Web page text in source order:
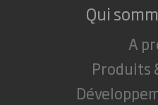
Qui
A
Produits